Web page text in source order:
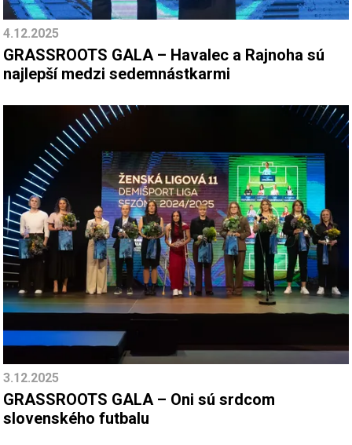
4.12.2025
GRASSROOTS GALA – Havalec a Rajnoha sú
najlepší medzi sedemnástkarmi
3.12.2025
GRASSROOTS GALA – Oni sú srdcom
slovenského futbalu